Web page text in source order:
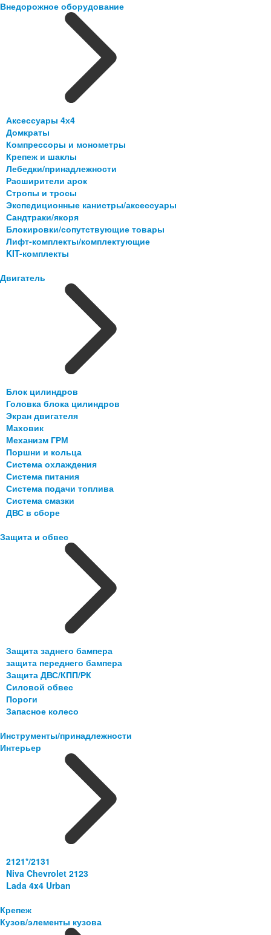
Внедорожное оборудование
Аксессуары 4х4
Домкраты
Компрессоры и монометры
Крепеж и шаклы
Лебедки/принадлежности
Расширители арок
Стропы и тросы
Экспедиционные канистры/аксессуары
Сандтраки/якоря
Блокировки/сопутствующие товары
Лифт-комплекты/комплектующие
KIT-комплекты
Двигатель
Блок цилиндров
Головка блока цилиндров
Экран двигателя
Маховик
Механизм ГРМ
Поршни и кольца
Система охлаждения
Система питания
Система подачи топлива
Система смазки
ДВС в сборе
Защита и обвес
Защита заднего бампера
защита переднего бампера
Защита ДВС/КПП/РК
Силовой обвес
Пороги
Запасное колесо
Инструменты/принадлежности
Интерьер
2121*/2131
Niva Chevrolet 2123
Lada 4x4 Urban
Крепеж
Кузов/элементы кузова